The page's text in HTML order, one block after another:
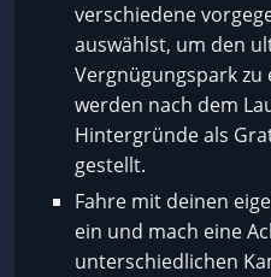
verschiedene
auswählst, um den
Vergnügungspark
werden nach dem
Hintergründe als
gestellt.
Fahre mit deinen
ein und mach eine
unterschiedlichen